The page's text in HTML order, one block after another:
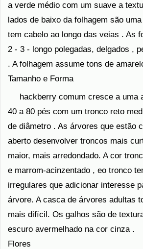
a verde médio com um suave a
lados de baixo da folhagem são
tem cabelo ao longo das veias . As
2 - 3 - longo polegadas, delgados ,
. A folhagem assume tons de
Tamanho e Forma
hackberry comum cresce a uma
40 a 80 pés com um tronco reto
de diâmetro . As árvores que estão
aberto desenvolver troncos mais
maior, mais arredondado. A cor
e marrom-acinzentado , eo tronco
irregulares que adicionar interesse
árvore. A casca de árvores adultas
mais difícil. Os galhos são de
escuro avermelhado na cor cinza .
Flores